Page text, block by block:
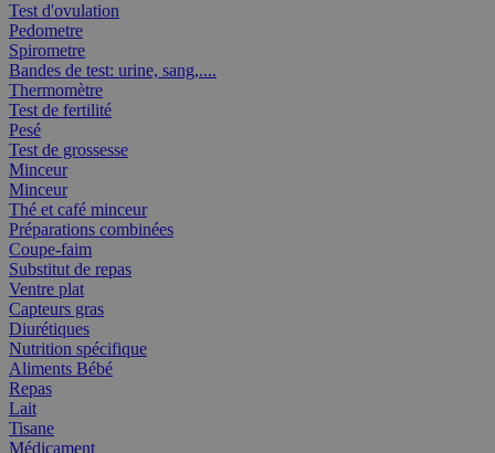
Test d'ovulation
Pedometre
Spirometre
Bandes de test: urine, sang,....
Thermomètre
Test de fertilité
Pesé
Test de grossesse
Minceur
Minceur
Thé et café minceur
Préparations combinées
Coupe-faim
Substitut de repas
Ventre plat
Capteurs gras
Diurétiques
Nutrition spécifique
Aliments Bébé
Repas
Lait
Tisane
Médicament